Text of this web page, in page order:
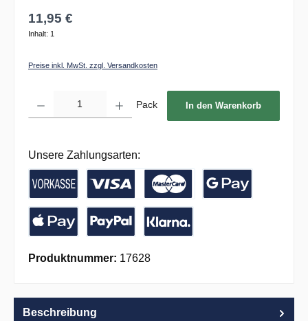
11,95 €
Inhalt: 1
Preise inkl. MwSt. zzgl. Versandkosten
Pack In den Warenkorb
Unsere Zahlungsarten:
Vorkasse / Banküberweisung
Kreditkarte
Produktnummer: 17628
Beschreibung